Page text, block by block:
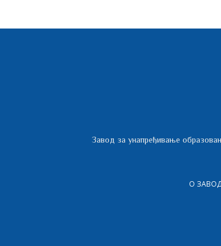
Завод за унапређивање
О